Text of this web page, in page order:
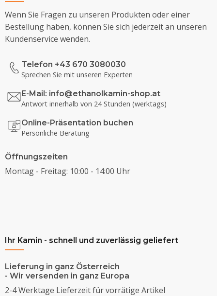
Wenn Sie Fragen zu unseren Produkten oder einer
Bestellung haben, können Sie sich jederzeit an unseren
Kundenservice wenden.
Telefon +43 670 3080030
Sprechen Sie mit unseren Experten
E-Mail: info@ethanolkamin-shop.at
Antwort innerhalb von 24 Stunden (werktags)
Online-Präsentation buchen
Persönliche Beratung
Öffnungszeiten
Montag - Freitag: 10:00 - 14:00 Uhr
Ihr Kamin - schnell und zuverlässig geliefert
Lieferung in ganz Österreich
- Wir versenden in ganz Europa
2-4 Werktage Lieferzeit für vorrätige Artikel